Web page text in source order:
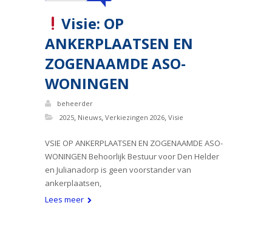
Visie: OP
ANKERPLAATSEN EN
ZOGENAAMDE ASO-
WONINGEN
beheerder
2025, Nieuws, Verkiezingen 2026, Visie
VSIE OP ANKERPLAATSEN EN ZOGENAAMDE ASO-
WONINGEN Behoorlijk Bestuur voor Den Helder
en Julianadorp is geen voorstander van
ankerplaatsen,
Lees meer